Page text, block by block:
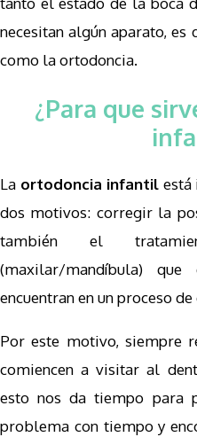
necesitan algún aparato,
como la ortodoncia.
¿Para que
La ortodoncia infantilestá
dos motivos: corregir la
también el
(maxilar/mandíbula)
encuentran en un proceso
Por este motivo, siempre
comiencen a visitar al
esto nos da tiempo para
problema con tiempo y